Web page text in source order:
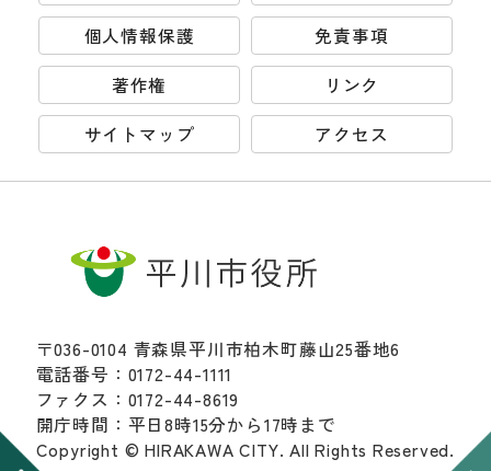
個人情報保護
免責事項
著作権
リンク
サイトマップ
アクセス
〒036-0104 青森県平川市柏木町藤山25番地6
電話番号：0172-44-1111
ファクス：0172-44-8619
開庁時間：平日8時15分から17時まで
Copyright © HIRAKAWA CITY. All Rights Reserved.